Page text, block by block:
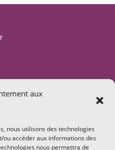
aux
nous utilisons des technologies
ou accéder aux informations des
nous permettra de